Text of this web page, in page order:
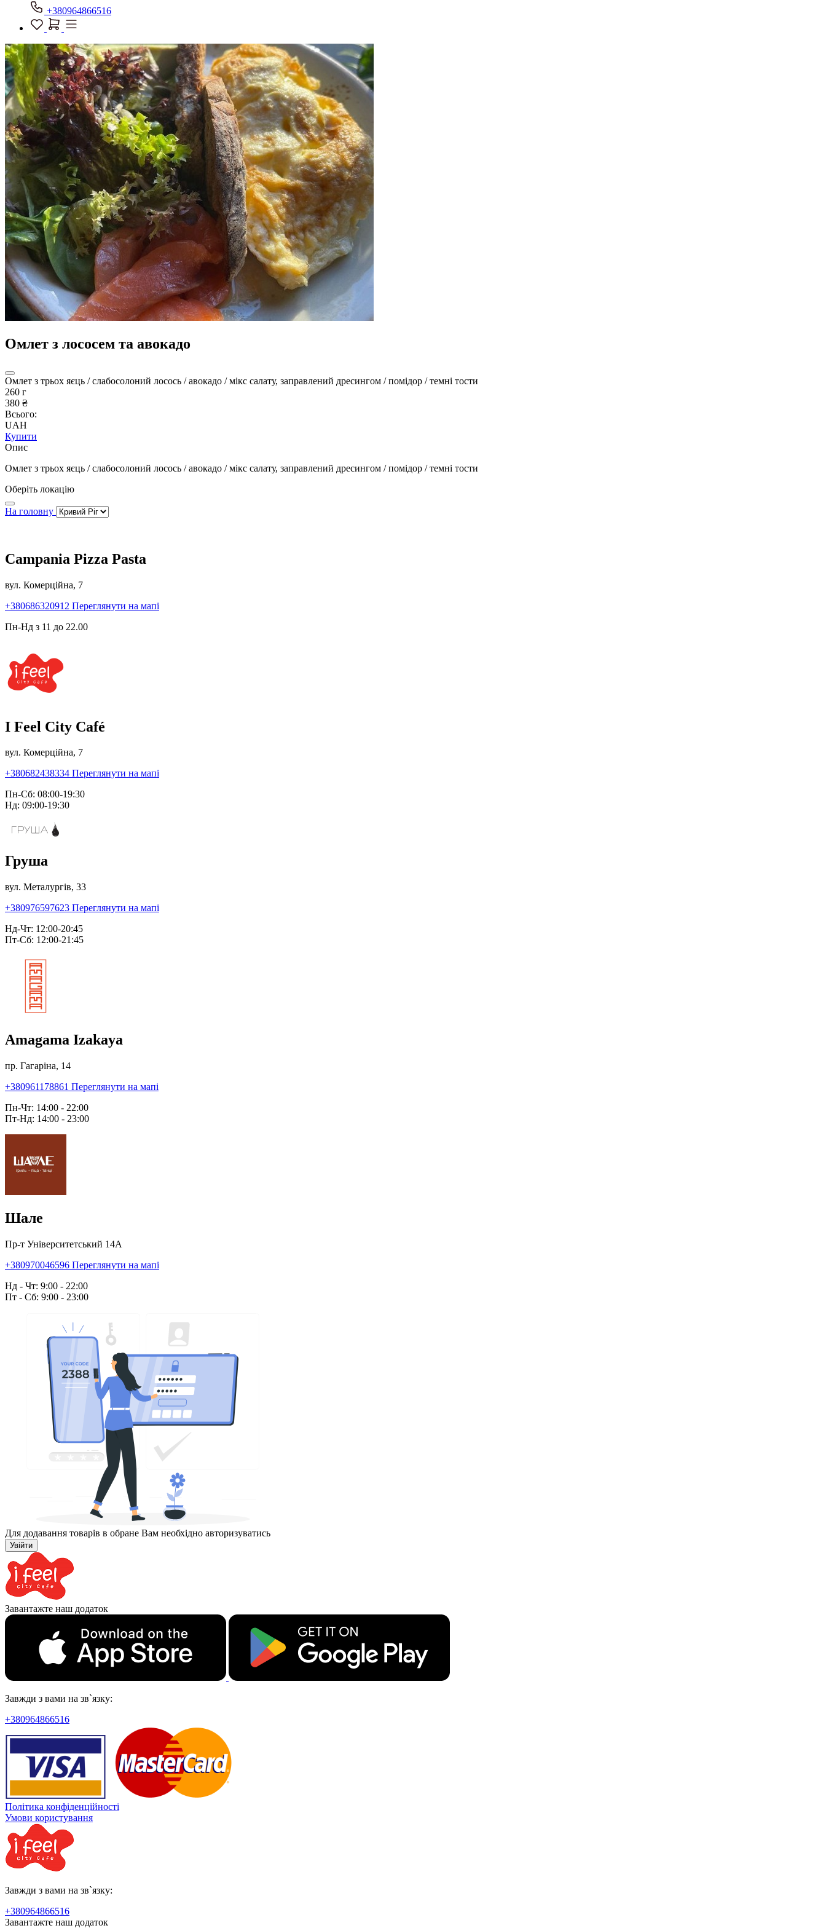
+380964866516
Омлет з лососем та авокадо
Омлет з трьох яєць / слабосолоний лосось / авокадо / мікс салату, заправлений дресингом / помідор / темні тости
260 г
380 ₴
Всього:
UAH
Купити
Опис
Омлет з трьох яєць / слабосолоний лосось / авокадо / мікс салату, заправлений дресингом / помідор / темні тости
Оберіть локацію
На головну
Campania Pizza Pasta
вул. Комерційна, 7
+380686320912 Переглянути на мапі
Пн-Нд з 11 до 22.00
I Feel City Café
вул. Комерційна, 7
+380682438334 Переглянути на мапі
Пн-Сб: 08:00-19:30
Нд: 09:00-19:30
Груша
вул. Металургів, 33
+380976597623 Переглянути на мапі
Нд-Чт: 12:00-20:45
Пт-Сб: 12:00-21:45
Amagama Izakaya
пр. Гагаріна, 14
+380961178861 Переглянути на мапі
Пн-Чт: 14:00 - 22:00
Пт-Нд: 14:00 - 23:00
Шале
Пр-т Університетський 14А
+380970046596 Переглянути на мапі
Нд - Чт: 9:00 - 22:00
Пт - Сб: 9:00 - 23:00
Для додавання товарів в обране Вам необхідно авторизуватись
Увійти
Завантажте наш додаток
Завжди з вами на зв`язку:
+380964866516
Політика конфіденційності
Умови користування
Завжди з вами на зв`язку:
+380964866516
Завантажте наш додаток